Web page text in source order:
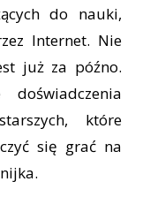
do nauki,
Internet. Nie
już za późno.
które
się grać na